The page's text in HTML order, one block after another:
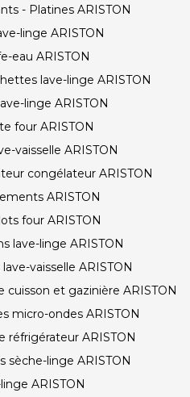
- Platines ARISTON
linge ARISTON
eau ARISTON
lave-linge ARISTON
linge ARISTON
four ARISTON
vaisselle ARISTON
congélateur ARISTON
ARISTON
four ARISTON
lave-linge ARISTON
vaisselle ARISTON
et gazinière ARISTON
micro-ondes ARISTON
réfrigérateur ARISTON
sèche-linge ARISTON
ARISTON